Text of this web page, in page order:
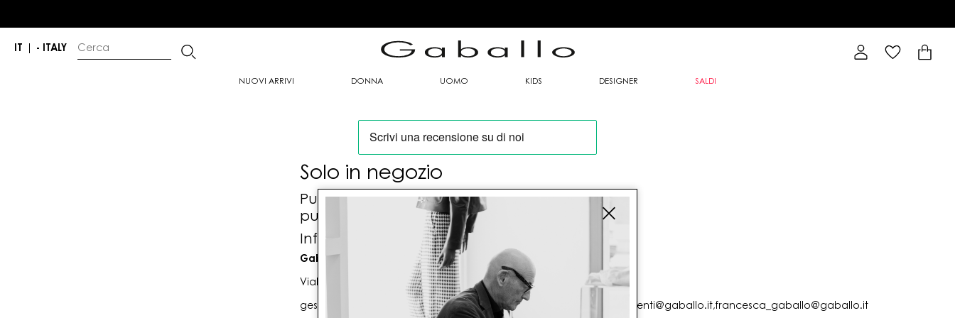
IT - ITALY
NUOVI ARRIVI DONNA UOMO KIDS DESIGNER SALDI
Solo in negozio
Puoi trovare questo articolo solo presso i nostri
punti vendita:
Info contatti
Gaballo Mario srl
Viale G. Matteotti n. 23 00053 Civitavecchia (RM)
gestioneordini@gaballo.it,customercare@sellmasters.it,assistenzaclienti@gaballo.it,francesca_gaballo@gaballo.it